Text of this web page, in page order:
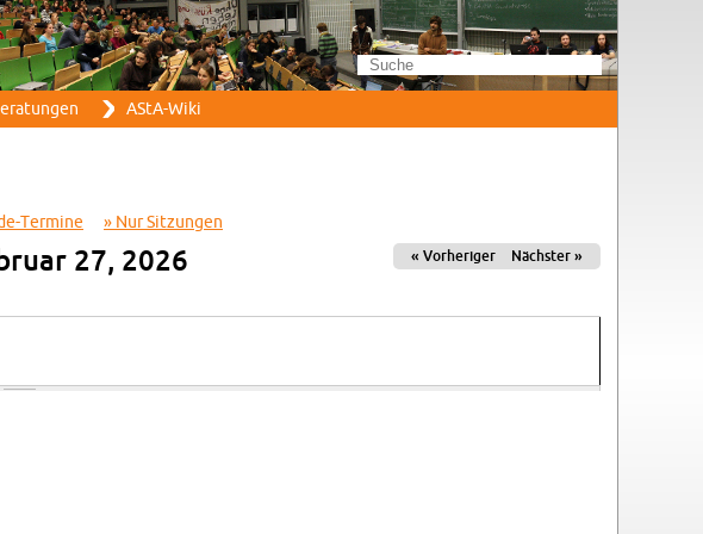
AStA-Wi­ki
Ter­mi­ne Nur Sit­zun­gen
27, 2026 « Vor­he­ri­ger Nächs­ter »